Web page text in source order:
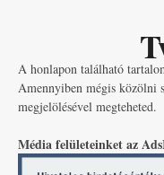
A honlapon található
Amennyiben mégis közölni
megjelölésével megteheted.
Média felületeinket az